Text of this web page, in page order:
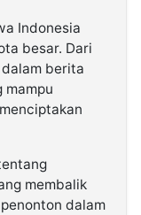
Indonesia
besar. Dari
berita
mampu
membalik
dalam